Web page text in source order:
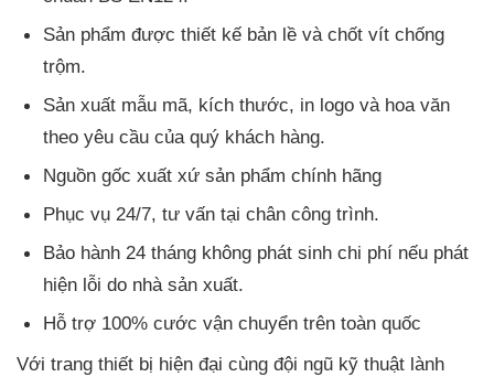
Sản phẩm được thiết kế bản lề và chốt vít chống
trộm.
Sản xuất mẫu mã, kích thước, in logo và hoa văn
theo yêu cầu của quý khách hàng.
Nguồn gốc xuất xứ sản phẩm chính hãng
Phục vụ 24/7, tư vấn tại chân công trình.
Bảo hành 24 tháng không phát sinh chi phí nếu phát
hiện lỗi do nhà sản xuất.
Hỗ trợ 100% cước vận chuyển trên toàn quốc
Với trang thiết bị hiện đại cùng đội ngũ kỹ thuật lành